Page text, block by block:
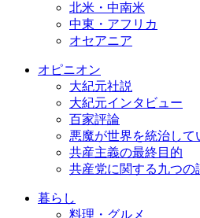
北米・中南米
中東・アフリカ
オセアニア
オピニオン
大紀元社説
大紀元インタビュー
百家評論
悪魔が世界を統治して
共産主義の最終目的
共産党に関する九つの
暮らし
料理・グルメ